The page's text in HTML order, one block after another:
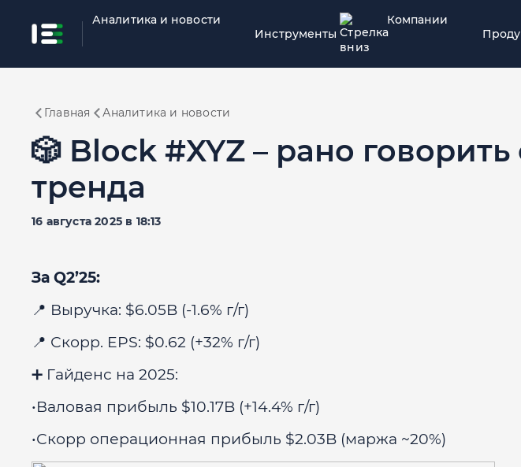
Аналитика и новости
Инструменты
Компании
Главная Аналитика и новости
🎲 Block #XYZ – рано
тренда
16 августа 2025 в 18:13
За Q2’25:
📍 Выручка: $6.05B (-1.6% г/г)
📍 Скорр. EPS: $0.62 (+32% г/г)
➕ Гайденс на 2025:
•Валовая прибыль $10.17B (+14.4% г/г)
•Скорр операционная прибыль $2.03B (маржа ~20%)